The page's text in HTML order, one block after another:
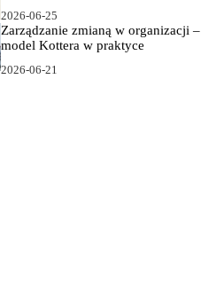
2026-06-25
Zarządzanie zmianą w organizacji –
model Kottera w praktyce
2026-06-21